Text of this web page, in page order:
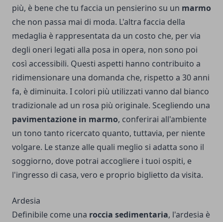
più, è bene che tu faccia un pensierino su un marmo
che non passa mai di moda. L'altra faccia della
medaglia è rappresentata da un costo che, per via
degli oneri legati alla posa in opera, non sono poi
così accessibili. Questi aspetti hanno contribuito a
ridimensionare una domanda che, rispetto a 30 anni
fa, è diminuita. I colori più utilizzati vanno dal bianco
tradizionale ad un rosa più originale. Scegliendo una
pavimentazione in marmo, conferirai all'ambiente
un tono tanto ricercato quanto, tuttavia, per niente
volgare. Le stanze alle quali meglio si adatta sono il
soggiorno, dove potrai accogliere i tuoi ospiti, e
l'ingresso di casa, vero e proprio biglietto da visita.
Ardesia
Definibile come una roccia sedimentaria, l'ardesia è